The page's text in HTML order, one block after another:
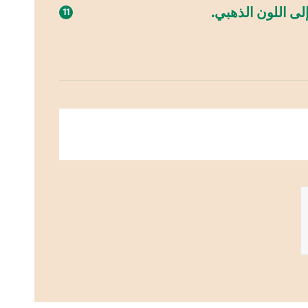
اللون الذهبي.